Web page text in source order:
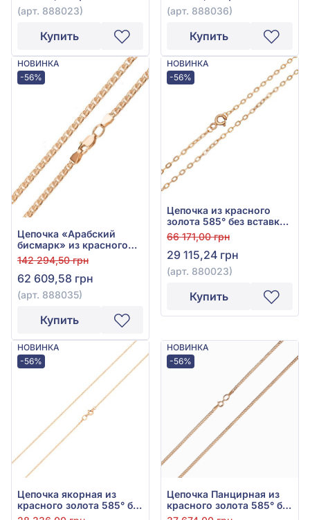
(арт. 888023)
Купить
(арт. 888036)
Купить
НОВИНКА
-56%
Цепочка «Арабский
бисмарк» из красного
золота 585° без вставки,
арт. 888035
142 294,50 грн
62 609,58 грн
(арт. 888035)
Купить
НОВИНКА
-56%
Цепочка из красного
золота 585° без вставки,
арт. 880023
66 171,00 грн
29 115,24 грн
(арт. 880023)
Купить
НОВИНКА
-56%
Цепочка якорная из
красного золота 585° без
вставки, арт. 888304
НОВИНКА
-56%
Цепочка Панцирная из
красного золота 585° без
вставки, арт. Ц126260